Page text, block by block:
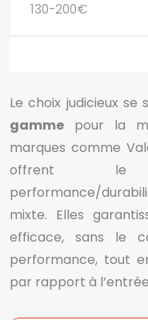
130-200€
Le choix judicieux se
gamme pour la
marques comme
offrent le
performance/
mixte. Elles
efficace, sans le
performance, tout
par rapport à